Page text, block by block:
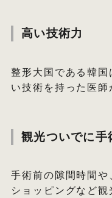
高い技術力
整形大国である韓
い技術を持った医師
観光ついでに手
手術前の隙間時間
ショッピングなど